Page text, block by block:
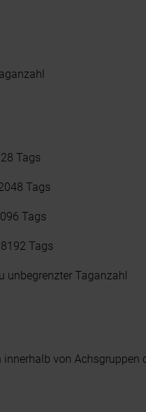
Tags
Tags
Tags
Tags
unbegrenzter Taganzahl
von Achsgruppen